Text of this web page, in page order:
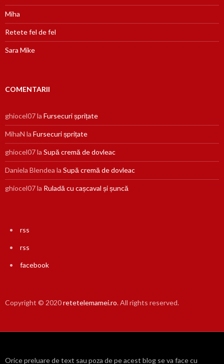
Miha
Retete fel de fel
Sara Mike
COMENTARII
ghiocel07la Fursecuri șprițate
MihaN la Fursecuri șprițate
ghiocel07la Supă cremă de dovleac
Daniela Blendea la Supă cremă de dovleac
ghiocel07la Ruladă cu cașcaval și șuncă
rss
rss
facebook
Copyright © 2020retetelemamei.ro. All rights reserved.
Orice preluare de text sau poza de pe acest blog se va face cu